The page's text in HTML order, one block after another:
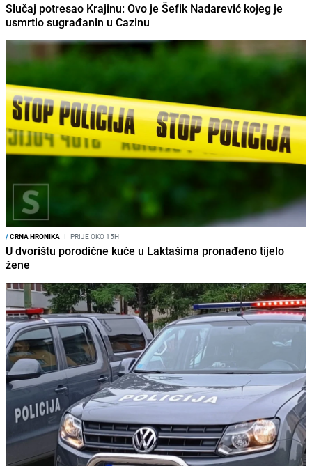
Slučaj potresao Krajinu: Ovo je Šefik Nadarević kojeg je
usmrtio sugrađanin u Cazinu
/CRNA HRONIKA I PRIJE OKO 15H
U dvorištu porodične kuće u Laktašima pronađeno tijelo
žene